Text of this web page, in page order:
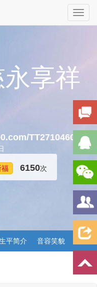
享祥
TT271046059
福 6150次
平简介 音容笑貌